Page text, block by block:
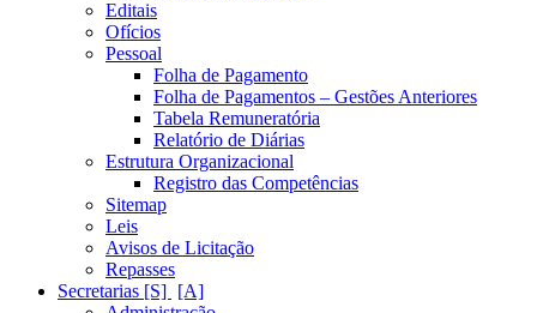
Editais
Ofícios
Pessoal
Folha de Pagamento
Folha de Pagamentos – Gestões Anteriores
Tabela Remuneratória
Relatório de Diárias
Estrutura Organizacional
Registro das Competências
Sitemap
Leis
Avisos de Licitação
Repasses
Secretarias [S]